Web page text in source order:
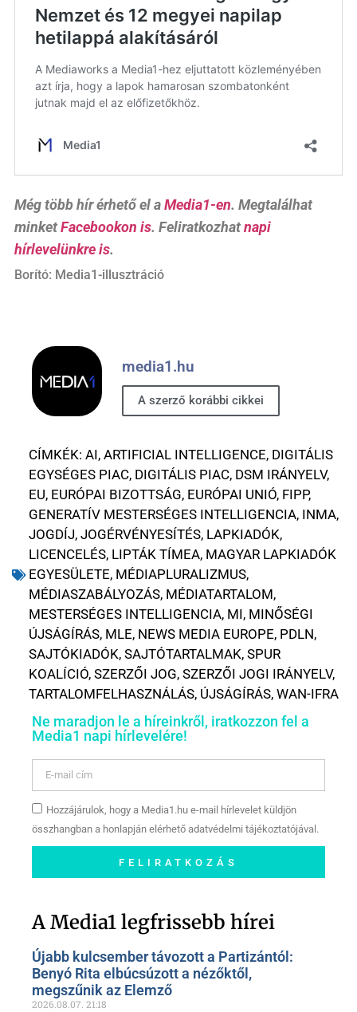
Még több hír érhető el aMedia1-en. Megtalálhat
minketFacebookon is. Feliratkozhatnapi
hírlevelünkre is.
Borító: Media1-illusztráció
media1.hu
A szerző korábbi cikkei
CÍMKÉK: AI, ARTIFICIAL INTELLIGENCE, DIGITÁLIS
EGYSÉGES PIAC, DIGITÁLIS PIAC, DSM IRÁNYELV,
EU, EURÓPAI BIZOTTSÁG, EURÓPAI UNIÓ, FIPP,
GENERATÍV MESTERSÉGES INTELLIGENCIA, INMA,
JOGDÍJ, JOGÉRVÉNYESÍTÉS, LAPKIADÓK,
LICENCELÉS, LIPTÁK TÍMEA, MAGYAR LAPKIADÓK
EGYESÜLETE, MÉDIAPLURALIZMUS,
MÉDIASZABÁLYOZÁS, MÉDIATARTALOM,
MESTERSÉGES INTELLIGENCIA, MI, MINŐSÉGI
ÚJSÁGÍRÁS, MLE, NEWS MEDIA EUROPE, PDLN,
SAJTÓKIADÓK, SAJTÓTARTALMAK, SPUR
KOALÍCIÓ, SZERZŐI JOG, SZERZŐI JOGI IRÁNYELV,
TARTALOMFELHASZNÁLÁS, ÚJSÁGÍRÁS, WAN-IFRA
Ne maradjon le a híreinkről, iratkozzon fel a
Media1 napi hírlevelére!
Hozzájárulok, hogy a Media1.hu e-mail hírlevelet küldjön
összhangban a honlapján elérhető adatvédelmi tájékoztatójával.
FELIRATKOZÁS
oldalunkon!
A Media1 legfrissebb hírei
Újabb kulcsember távozott a Partizántól:
Benyó Rita elbúcsúzott a nézőktől,
megszűnik az Elemző
2026.08.07. 21:18